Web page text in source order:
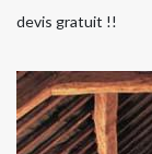
devis gratuit !!